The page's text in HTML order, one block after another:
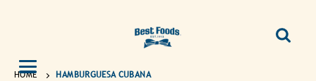
HOME HAMBURGUESA CUBANA